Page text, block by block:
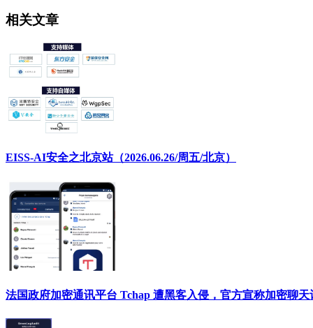
相关文章
EISS-AI安全之北京站（2026.06.26/周五/北京）
法国政府加密通讯平台 Tchap 遭黑客入侵，官方宣称加密聊天